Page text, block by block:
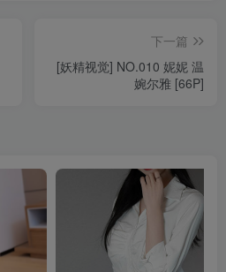
下一篇
[妖精视觉] NO.010 妮妮 温
婉尔雅 [66P]